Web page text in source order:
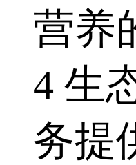
营养
4 生
务提